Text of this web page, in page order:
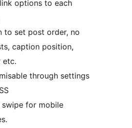
options to each
to set post order, no
caption position,
etc.
through settings
swipe for mobile